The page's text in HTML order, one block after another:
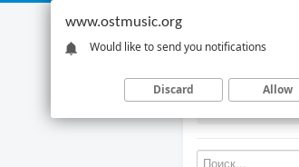
www.ostmusic.org
Would like to send you notifications
Discard Allow